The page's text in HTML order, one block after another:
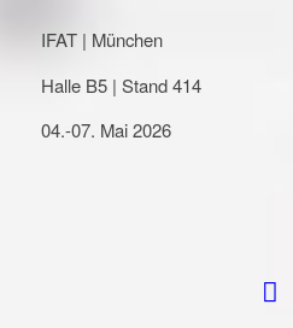
IFAT | München
Halle B5 | Stand 414
04.-07. Mai 2026